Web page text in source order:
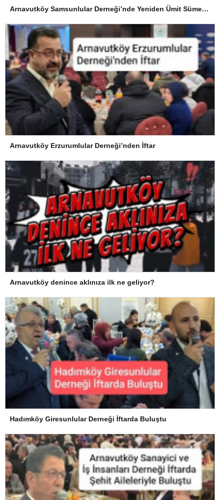
Arnavutköy Samsunlular Derneği’nde Yeniden Ümit Süme Dönemi
Arnavutköy Erzurumlular Derneği’nden İftar
Arnavutköy denince aklınıza ilk ne geliyor?
Hadımköy Giresunlular Derneği İftarda Buluştu